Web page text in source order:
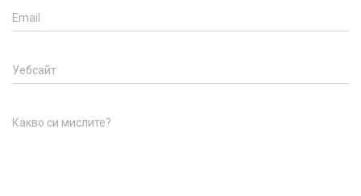
Email
Уебсайт
Какво си мислите?